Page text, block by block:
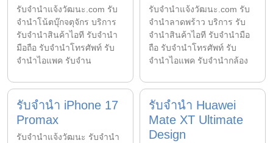
รับจํานําแจ้งวัฒนะ.com รับ
จำนำโน้ตบุ๊กจตุจักร บริการ
รับจำนำสินค้าไอที รับจำนำ
มือถือ รับจำนำโทรศัพท์ รับ
จำนำไอแพค รับจำน
รับจํานําแจ้งวัฒนะ.com รับ
จำนำลาดพร้าว บริการ รับ
จำนำสินค้าไอที รับจำนำมือ
ถือ รับจำนำโทรศัพท์ รับ
จำนำไอแพค รับจำนำกล้อง
รับจำนำ iPhone 17
Promax
รับจํานําแจ้งวัฒนะ รับจํานํา
รับจำนำ Huawei
Mate XT Ultimate
Design